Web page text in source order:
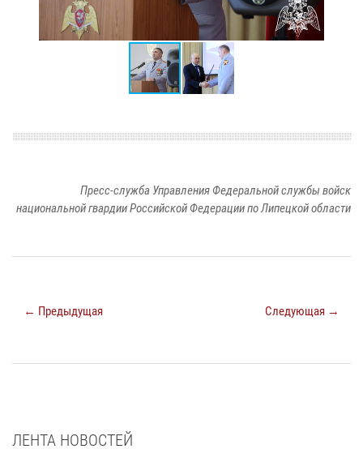
Пресс-служба Управления Федеральной службы войск
национальной гвардии Российской Федерации по Липецкой области
← Предыдущая Следующая →
ЛЕНТА НОВОСТЕЙ